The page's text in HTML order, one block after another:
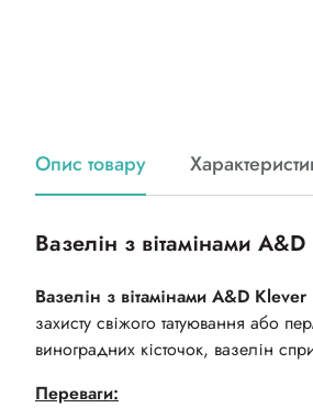
Опис товару
Вазелін з вітамінами
Вазелін з вітамінами А&D
захисту свіжого татуювання або
виноградних кісточок, вазелін
Переваги: